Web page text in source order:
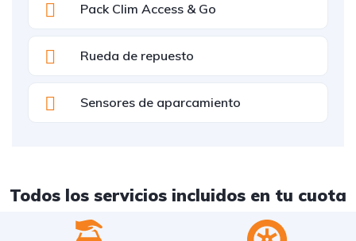
Pack Clim Access & Go
Rueda de repuesto
Sensores de aparcamiento
Todos los servicios incluidos en tu cuota